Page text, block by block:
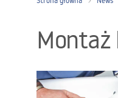
Brodziki
Montaż